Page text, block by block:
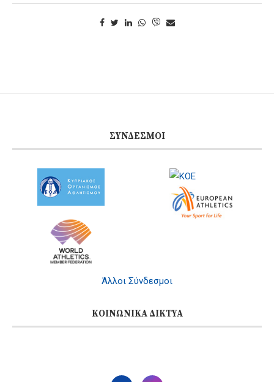
ΣΎΝΔΕΣΜΟΙ
Άλλοι Σύνδεσμοι
ΚΟΙΝΩΝΙΚΆ ΔΊΚΤΥΑ